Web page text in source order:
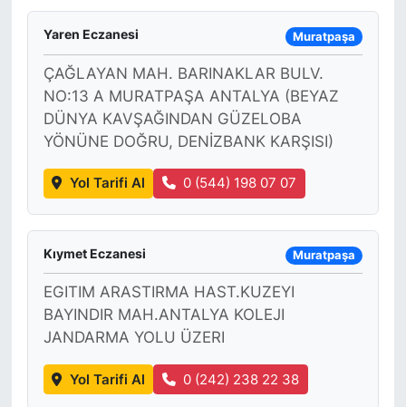
Yaren Eczanesi Muratpaşa
ÇAĞLAYAN MAH. BARINAKLAR BULV.
NO:13 A MURATPAŞA ANTALYA (BEYAZ
DÜNYA KAVŞAĞINDAN GÜZELOBA
YÖNÜNE DOĞRU, DENİZBANK KARŞISI)
Yol Tarifi Al 0 (544) 198 07 07
Kıymet Eczanesi Muratpaşa
EGITIM ARASTIRMA HAST.KUZEYI
BAYINDIR MAH.ANTALYA KOLEJI
JANDARMA YOLU ÜZERI
Yol Tarifi Al 0 (242) 238 22 38
YEREL HABER
Haberde insan